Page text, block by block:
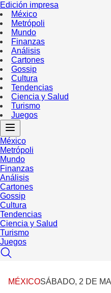
Edición impresa
México
Metrópoli
Mundo
Finanzas
Análisis
Cartones
Gossip
Cultura
Tendencias
Ciencia y Salud
Turismo
Juegos
México
Metrópoli
Mundo
Finanzas
Análisis
Cartones
Gossip
Cultura
Tendencias
Ciencia y Salud
Turismo
Juegos
MÉXICOSÁBADO, 2 DE